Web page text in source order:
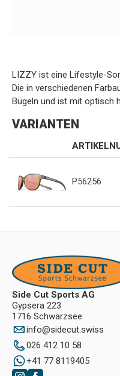
LIZZY ist eine Lifestyle-
Die in verschiedenen
Bügeln und ist mit optisch
VARIANTEN
P56256
Side Cut Sports AG
Gypsera 223
1716 Schwarzsee
info@sidecut.swiss
026 412 10 58
+41 77 8119405